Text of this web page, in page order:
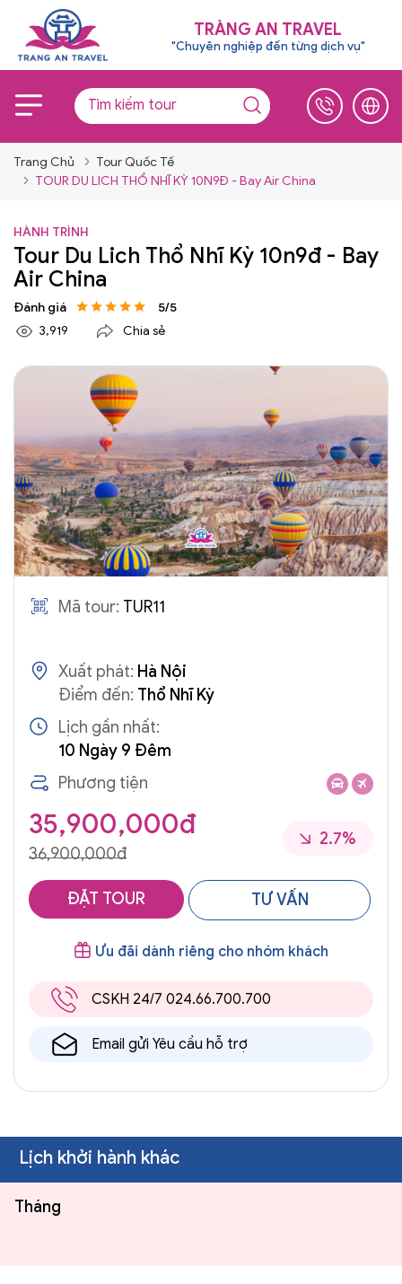
TRÀNG AN TRAVEL
"Chuyên nghiệp đến từng dịch vụ"
Trang Chủ
Tour Quốc Tế
TOUR DU LICH THỔ NHĨ KỲ 10N9Đ - Bay Air China
HÀNH TRÌNH
Tour Du Lich Thổ Nhĩ Kỳ 10n9đ - Bay
Air China
Đánh giá
5/5
3,919
Chia sẻ
Mã tour: TUR11
Xuất phát: Hà Nội
Điểm đến: Thổ Nhĩ Kỳ
Lịch gần nhất:
10 Ngày 9 Đêm
Phương tiện
35,900,000đ
36,900,000đ
2.7%
ĐẶT TOUR TƯ VẤN
Ưu đãi dành riêng cho nhóm khách
CSKH 24/7 024.66.700.700
Email gửi Yêu cầu hỗ trợ
Lịch khởi hành khác
Tháng